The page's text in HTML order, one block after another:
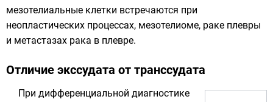
мезотелиальные клетки встречаются при
неопластических процессах, мезотелиоме, раке плевры
и метастазах рака в плевре.
Отличие экссудата от транссудата
При дифференциальной диагностике